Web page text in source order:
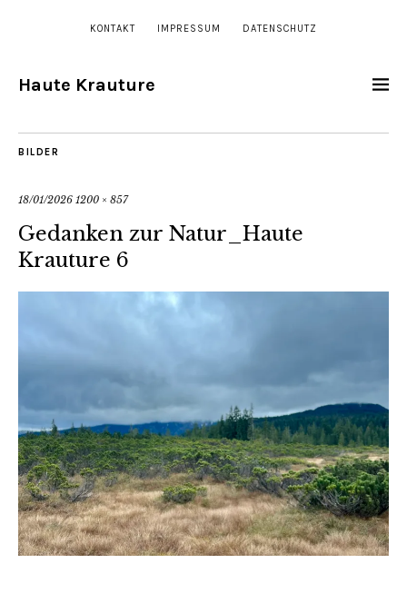
KONTAKT IMPRESSUM DATENSCHUTZ
Haute Krauture
BILDER
18/01/2026 1200 × 857
Gedanken zur Natur_Haute
Krauture 6